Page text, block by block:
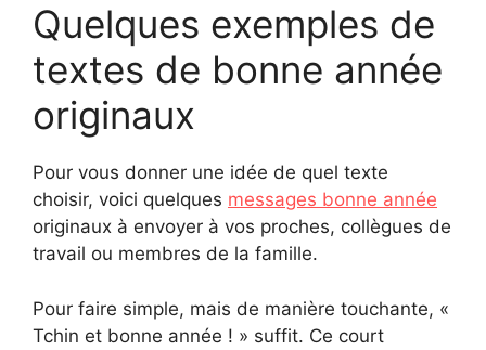
Quelques exemples de
textes de bonne année
originaux
Pour vous donner une idée de quel texte
choisir, voici quelques messages bonne année
originaux à envoyer à vos proches, collègues de
travail ou membres de la famille.
Pour faire simple, mais de manière touchante, «
Tchin et bonne année ! » suffit. Ce court